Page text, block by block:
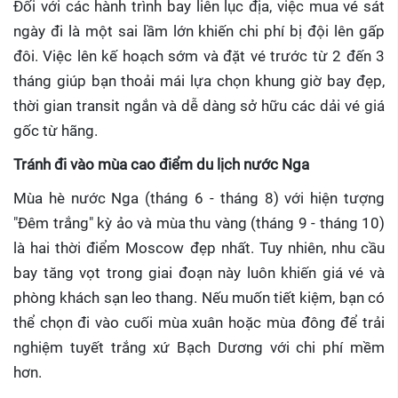
Đối với các hành trình bay liên lục địa, việc mua vé sát
ngày đi là một sai lầm lớn khiến chi phí bị đội lên gấp
đôi. Việc lên kế hoạch sớm và đặt vé trước từ 2 đến 3
tháng giúp bạn thoải mái lựa chọn khung giờ bay đẹp,
thời gian transit ngắn và dễ dàng sở hữu các dải vé giá
gốc từ hãng.
Tránh đi vào mùa cao điểm du lịch nước Nga
Mùa hè nước Nga (tháng 6 - tháng 8) với hiện tượng
"Đêm trắng" kỳ ảo và mùa thu vàng (tháng 9 - tháng 10)
là hai thời điểm Moscow đẹp nhất. Tuy nhiên, nhu cầu
bay tăng vọt trong giai đoạn này luôn khiến giá vé và
phòng khách sạn leo thang. Nếu muốn tiết kiệm, bạn có
thể chọn đi vào cuối mùa xuân hoặc mùa đông để trải
nghiệm tuyết trắng xứ Bạch Dương với chi phí mềm
hơn.